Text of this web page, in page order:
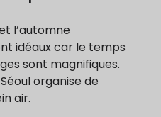
l’automne
idéaux car le temps
sont magnifiques.
organise de
air.